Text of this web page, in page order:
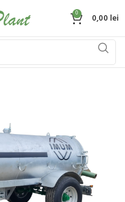
0 0,00 lei